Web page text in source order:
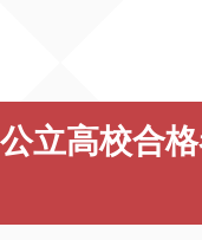
立高校合格